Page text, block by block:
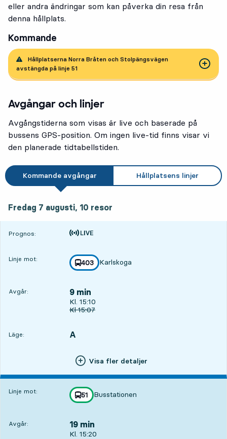
eller andra ändringar som kan påverka din resa från
denna hållplats.
Kommande
Hållplatserna Norra Bråten och Stolpängsvägen
avstängda på linje 51
Avgångar och linjer
Avgångstiderna som visas är live och baserade på
bussens GPS-position. Om ingen live-tid finns visar vi
den planerade tidtabellstiden.
Kommande avgångar Hållplatsens linjer
Fredag 7 augusti, 10 resor
Prognos:
Tiden är prognos
Linje mot: linje
403
mot
Karlskoga
,
Avgår: 9 min
Avgår, Kl. 15:10, om 9 min
Kl. 15:10
Ursprunglig avgångstid
Kl15:07
Läge:
LÄGE, A
,
Visa fler detaljer
Linje mot: linje
51
mot
Busstationen
,
Avgår: 19 min
Avgår, Kl. 15:20, om 19 min
Kl. 15:20